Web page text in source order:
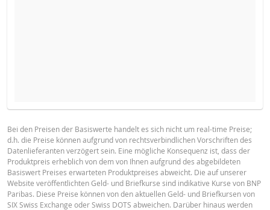
ART
RESETS
6 Aug.
2026 22:25
täglich 1.61
5 Aug.
2026 22:15
täglich 1.54
BROSCHÜRE
Deutsch PDF
English PDF
Bei den Preisen der Basiswerte handelt es sich nicht um real-time Preise;
d.h. die Preise können aufgrund von rechtsverbindlichen Vorschriften des
Datenlieferanten verzögert sein. Eine mögliche Konsequenz ist, dass der
Produktpreis erheblich von dem von Ihnen aufgrund des abgebildeten
Basiswert Preises erwarteten Produktpreises abweicht. Die auf unserer
Website veröffentlichten Geld- und Briefkurse sind indikative Kurse von BNP
Paribas. Diese Preise können von den aktuellen Geld- und Briefkursen von
SIX Swiss Exchange oder Swiss DOTS abweichen. Darüber hinaus werden